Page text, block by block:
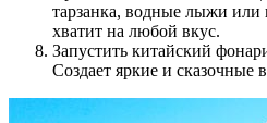
тарзанка, водные лыжи или
хватит на любой вкус.
Запустить китайский
Создает яркие и сказочные